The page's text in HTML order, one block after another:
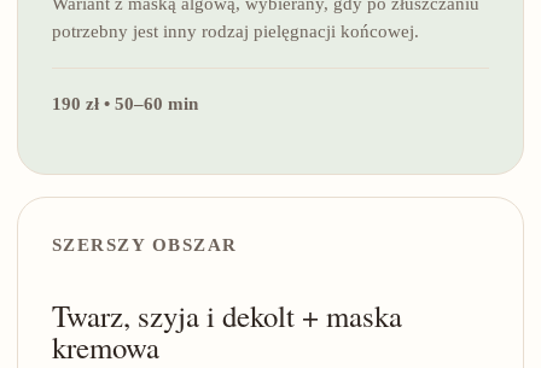
potrzebny jest inny rodzaj pielęgnacji końcowej.
190 zł • 50–60 min
SZERSZY OBSZAR
Twarz, szyja i dekolt + maska
kremowa